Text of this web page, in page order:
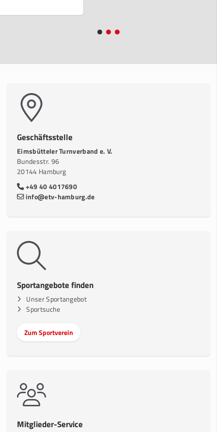
Geschäftsstelle
Eimsbütteler Turnverband e. V.
Bundesstr. 96
20144 Hamburg
+49 40 4017690
info@etv-hamburg.de
Sportangebote finden
Unser Sportangebot
Sportsuche
Zum Sportverein
Mitglieder-Service